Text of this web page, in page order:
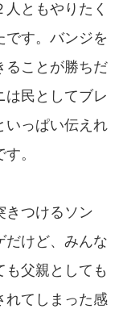
ともやりたく
です。バンジを
ることが勝ちだ
は民としてブレ
いっぱい伝えれ
。
きつけるソン
だけど、みんな
も父親としても
れてしまった感